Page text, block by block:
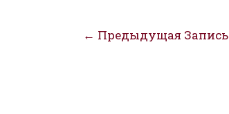
Навигация
← Предыдущая Запись